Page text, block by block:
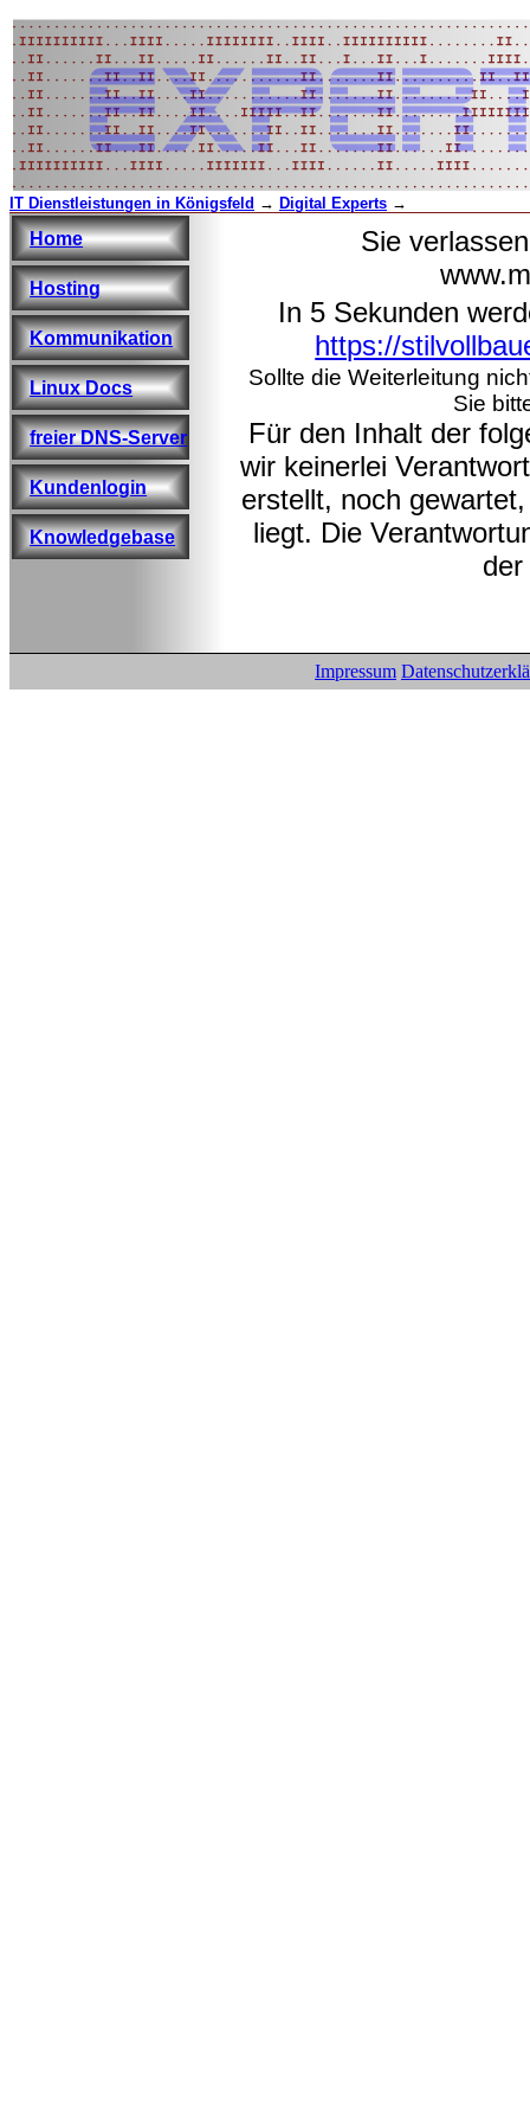
IT Dienstleistungen in Königsfeld → Digital Experts →
Sie
In 5 Sekunden
https://
Sollte die Weiterleitung
Sie
Für den Inhalt der
wir keinerlei
erstellt, noch
liegt. Die
Home
Hosting
Kommunikation
Linux Docs
freier DNS-Server
Kundenlogin
Knowledgebase
Impressum